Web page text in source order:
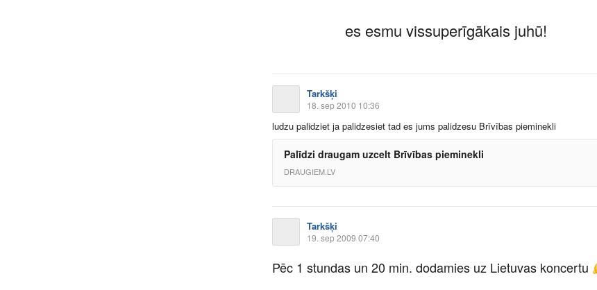
es esmu vissuperīgākais juhū!
Tarkšķi
18. sep 2010 10:36
ludzu palidziet ja palidzesiet tad es jums palidzesu Brīvības pieminekli
Palīdzi draugam uzcelt Brīvības pieminekli
DRAUGIEM.LV
Tarkšķi
19. sep 2009 07:40
Pēc 1 stundas un 20 min. dodamies uz Lietuvas koncertu